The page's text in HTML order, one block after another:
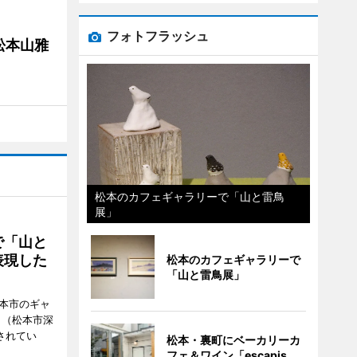
本山雅
山と
した
市のギャ
松本市深
れてい
フォトフラッシュ
松本のカフェギャラリーで「山と雷鳥
展」
松本のカフェギャラリーで
「山と雷鳥展」
松本・裏町にベーカリーカ